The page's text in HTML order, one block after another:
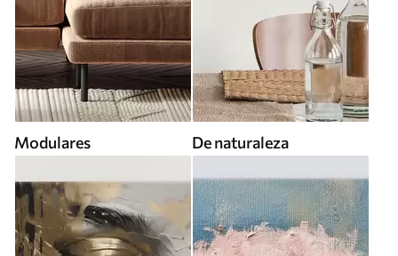
Modulares De naturaleza